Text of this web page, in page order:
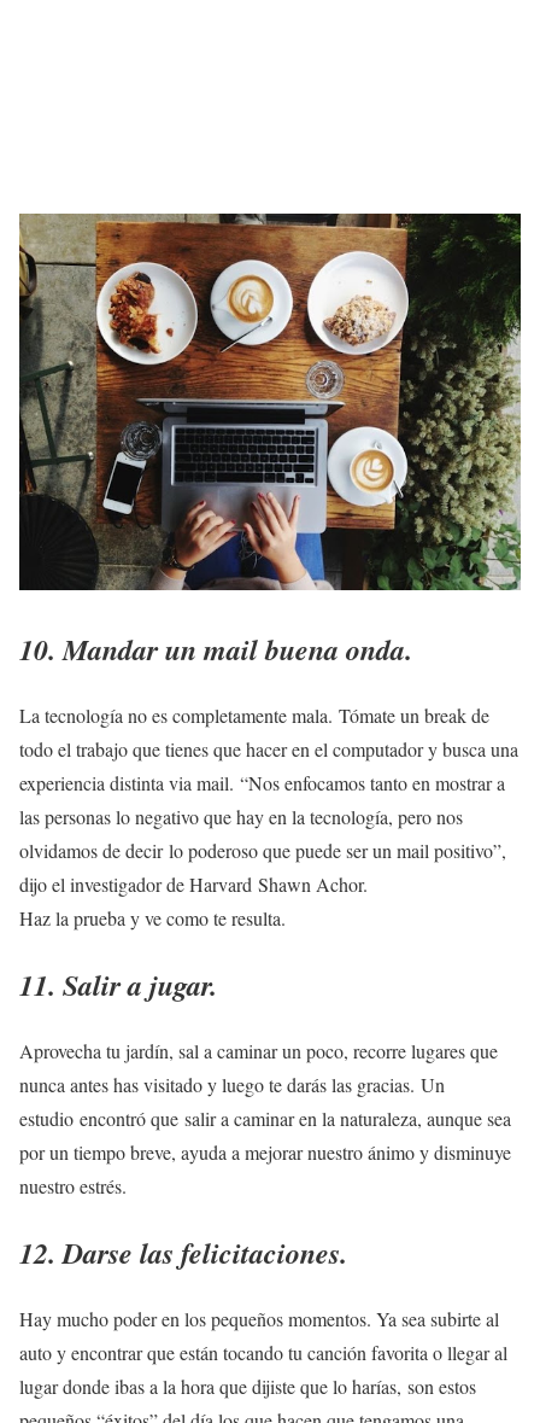
10. Mandar un mail buena onda.
La tecnología no es completamente mala. Tómate un break de
todo el trabajo que tienes que hacer en el computador y busca una
experiencia distinta via mail. “Nos enfocamos tanto en mostrar a
las personas lo negativo que hay en la tecnología, pero nos
olvidamos de decir lo poderoso que puede ser un mail positivo”,
dijo el investigador de Harvard Shawn Achor.
Haz la prueba y ve como te resulta.
11. Salir a jugar.
Aprovecha tu jardín, sal a caminar un poco, recorre lugares que
nunca antes has visitado y luego te darás las gracias. Un
estudio encontró que salir a caminar en la naturaleza, aunque sea
por un tiempo breve, ayuda a mejorar nuestro ánimo y disminuye
nuestro estrés.
12. Darse las felicitaciones.
Hay mucho poder en los pequeños momentos. Ya sea subirte al
auto y encontrar que están tocando tu canción favorita o llegar al
lugar donde ibas a la hora que dijiste que lo harías, son estos